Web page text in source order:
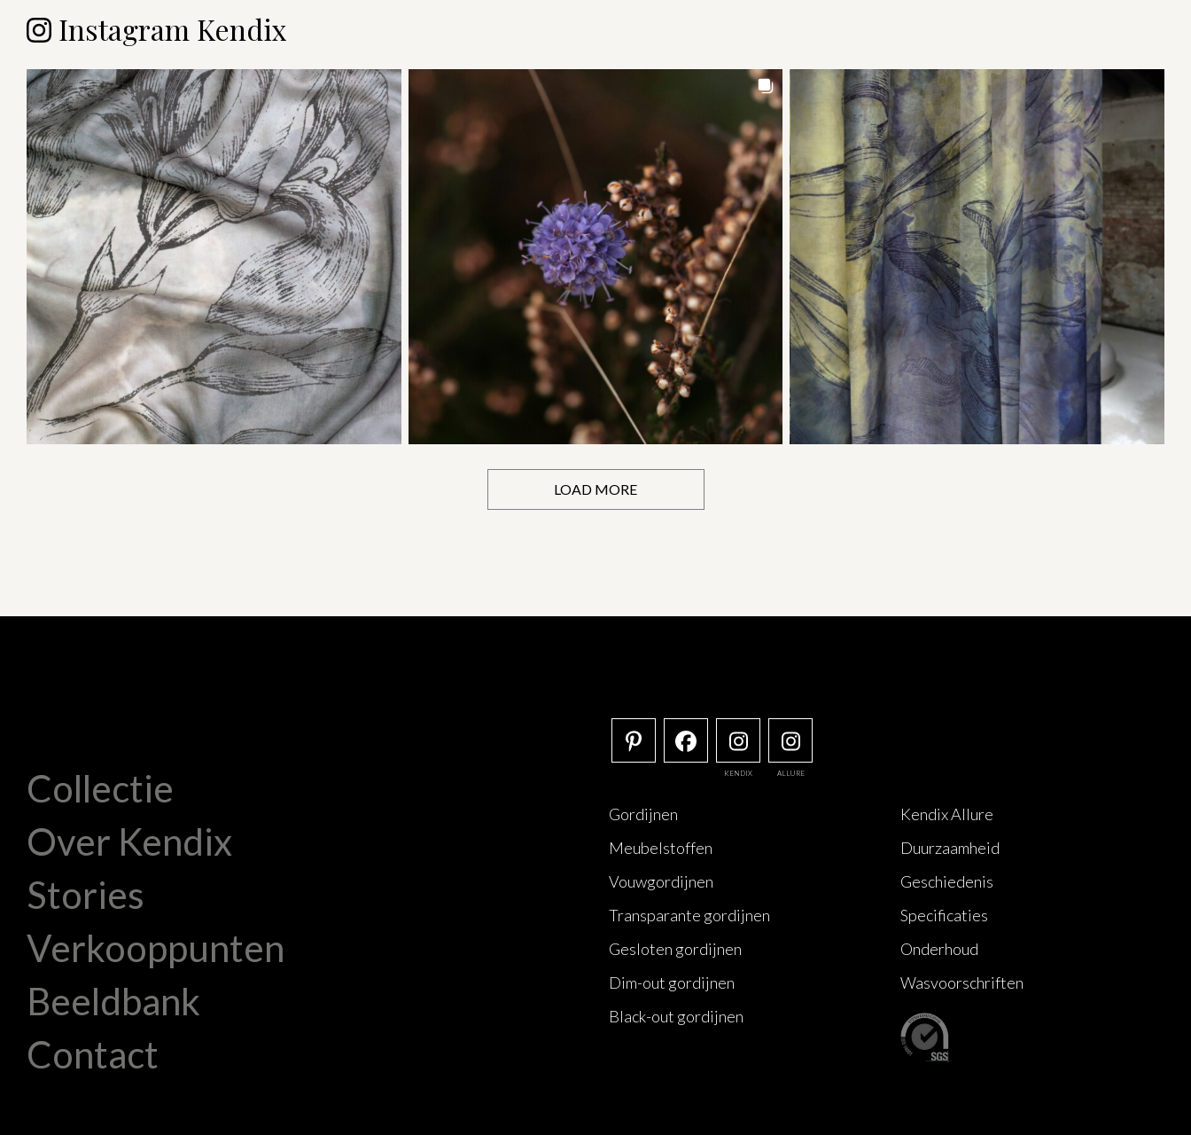
Instagram Kendix
LOAD MORE
Collectie
Over Kendix
Stories
Verkooppunten
Beeldbank
Contact
KENDIX ALLURE
Gordijnen
Meubelstoffen
Vouwgordijnen
Transparante gordijnen
Gesloten gordijnen
Dim-out gordijnen
Black-out gordijnen
Kendix Allure
Duurzaamheid
Geschiedenis
Specificaties
Onderhoud
Wasvoorschriften